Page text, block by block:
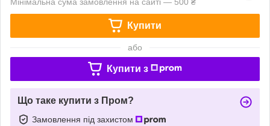
Купити
або
Купити з
Що таке купити з Пром?
Замовлення під захистом